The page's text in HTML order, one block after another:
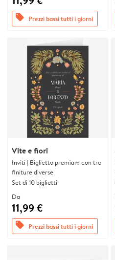
offers Prezzi bassi tutti i giorni
Vite e fiori
Inviti | Biglietto premium con tre
finiture diverse
Set di 10 biglietti
Da
11,99 €
offers Prezzi bassi tutti i giorni